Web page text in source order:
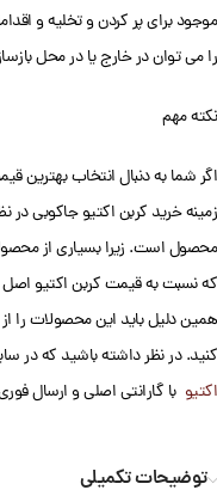
موجود برای پر کردن و تخلیه و
را می توان در خارج یا در محل
نکته مهم
اگر شما به دنبال انتخاب بهترین
زمینه خرید کربن اکتیو جاکوبی
محصول است. زیرا بسیاری از
که نسبت به قیمت کربن اکتیو اصل
همین دلیل باید این محصولات را از
کنید. در نظر داشته باشید که در
اکتیوبا گارانتی اصلی و ارسال
توضیحات تکمیلی